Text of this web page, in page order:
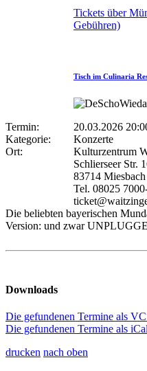
Tickets über
Gebühren)
Tisch im Culinaria
Termin:
20.03.2026
Kategorie:
Konzerte
Ort:
Kulturzentrum
Schlierseer Str.
83714 Miesbach
Tel. 08025
Die beliebten bayerischen
Version: und zwar
Downloads
Die gefundenen Termine als
Die gefundenen Termine als
drucken nach oben